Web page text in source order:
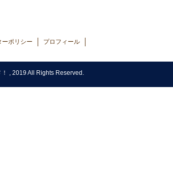
ーポリシー プロフィール
, 2019 All Rights Reserved.